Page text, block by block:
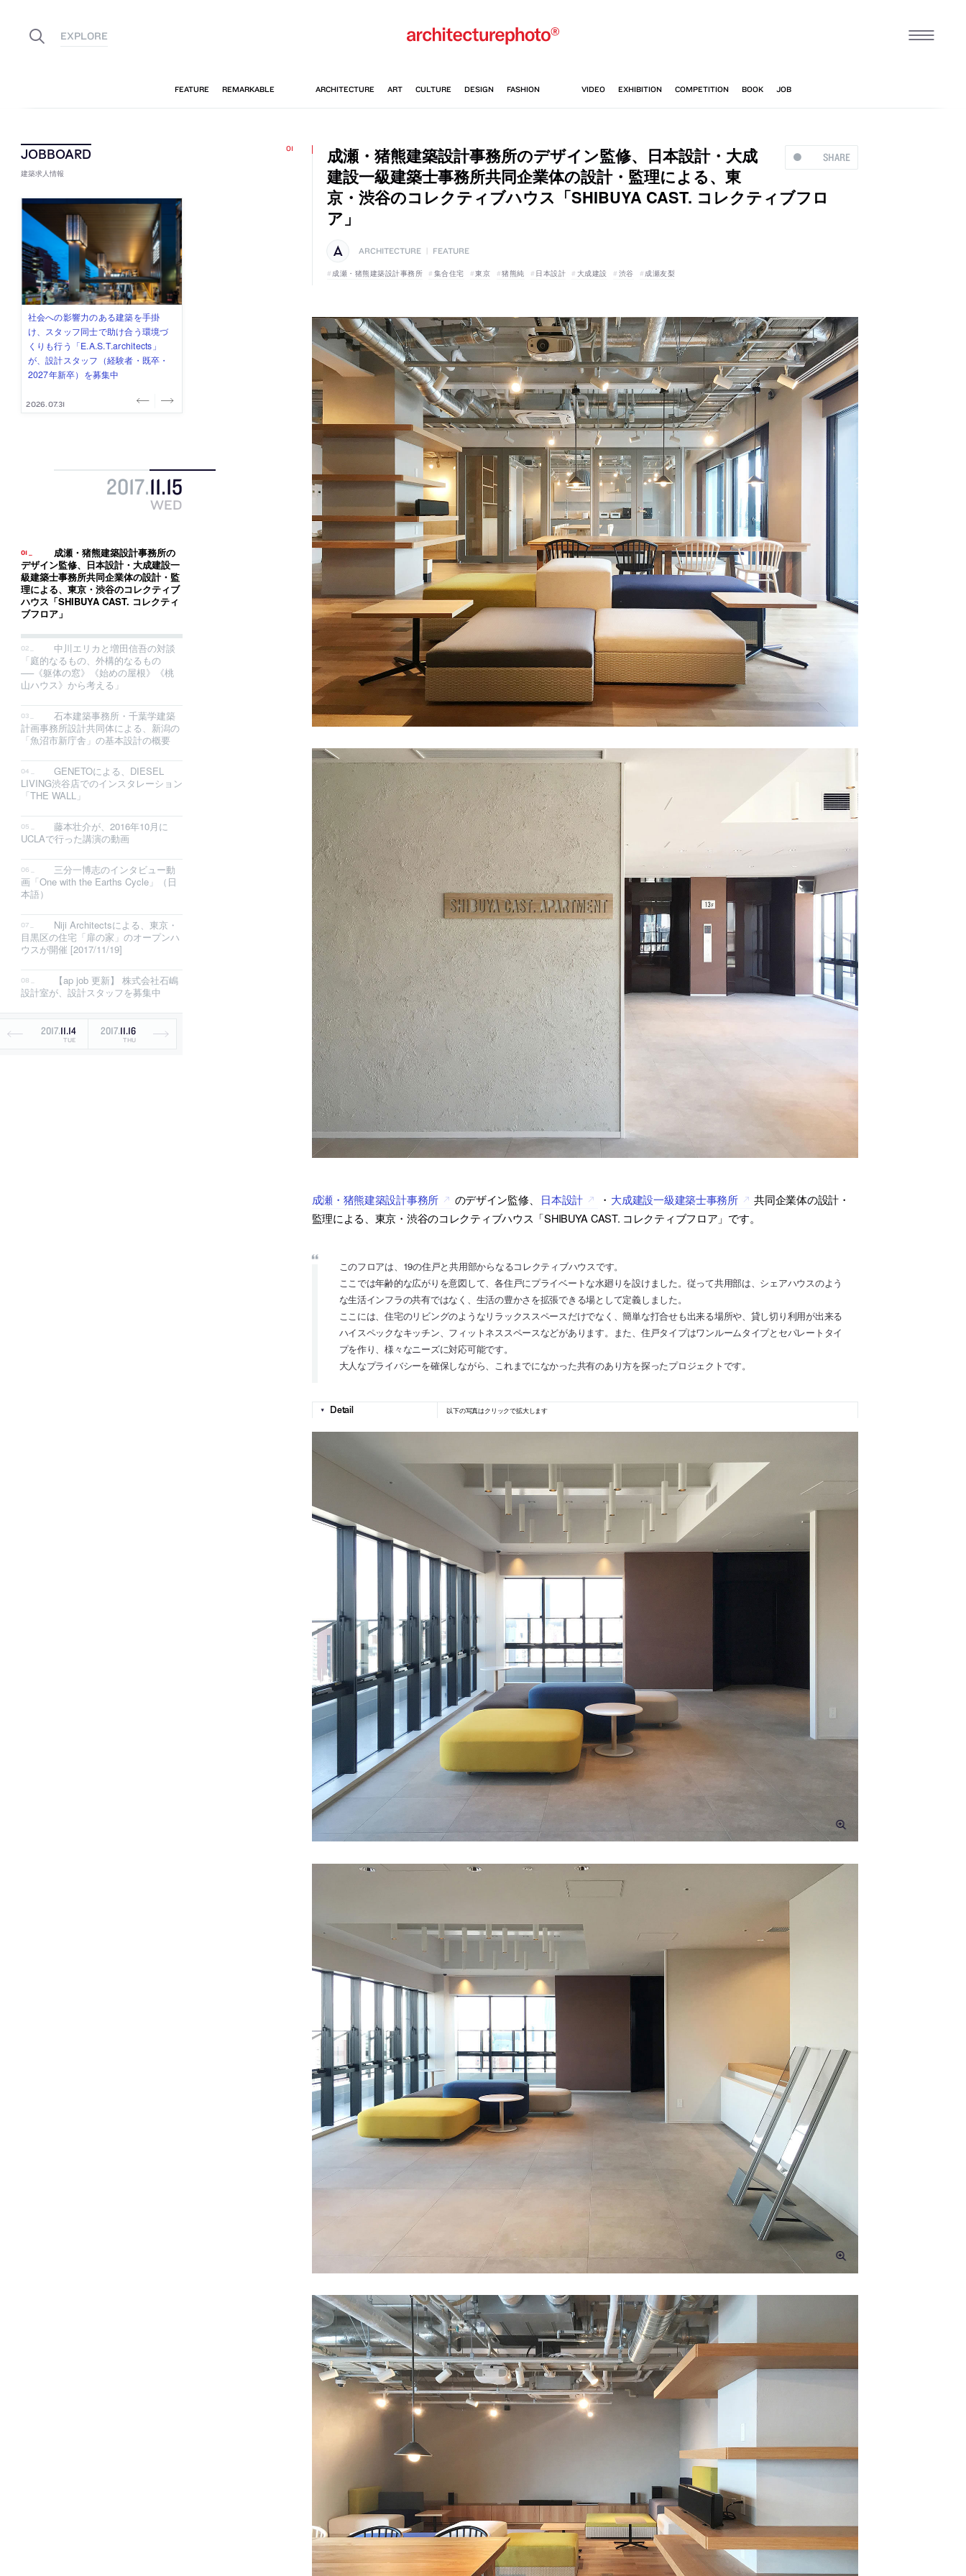
建築求人情報
古民家を軸に全国で“価値循環の仕組
み”を作り、リモートワーク主体の働
き方を実践する「株式会社つぎと」
が、設計スタッフ（経験者・既卒）
を募集中
2026.08.03
リノベる株式会社が、設計パートナ
ー (業務委託) を募集中
2026.08.03
社会への影響力のある建築を手掛
け、スタッフ同士で助け合う環境づ
くりも行う「E.A.S.T.architects」
が、設計スタッフ（経験者・既卒・
2027年新卒）を募集中
2026.07.31
代官山を拠点に活動する「梅澤竜也 /
ALA INC.」が、設計スタッフ・アル
バイト・事務職を募集中
2026.07.30
住宅や共同住宅などを手掛け、“合理
的でシンプルなデザイン”を志向する
「PANDA：山本浩三建築設計事務
所」が、設計スタッフ（経験者・既
卒・2027年新卒）を募集中
2026.07.29
2017.11.15
WED
成瀬・猪熊建築設計事務所の
デザイン監修、日本設計・大成建設一
級建築士事務所共同企業体の設計・監
理による、東京・渋谷のコレクティブ
ハウス「SHIBUYA CAST. コレクティ
ブフロア」
中川エリカと増田信吾の対談
「庭的なるもの、外構的なるもの
──《躯体の窓》《始めの屋根》《桃
山ハウス》から考える」
石本建築事務所・千葉学建築
計画事務所設計共同体による、新潟の
「魚沼市新庁舎」の基本設計の概要
GENETOによる、DIESEL
LIVING渋谷店でのインスタレーション
「THE WALL」
藤本壮介が、2016年10月に
UCLAで行った講演の動画
三分一博志のインタビュー動
画「One with the Earths Cycle」（日
本語）
Niji Architectsによる、東京・
目黒区の住宅「扉の家」のオープンハ
ウスが開催 [2017/11/19]
【ap job 更新】 株式会社石嶋
設計室が、設計スタッフを募集中
2017.11.14
TUE
2017.11.16
THU
SHARE
成瀬・猪熊建築設計事務所のデザイン監修、日本設計・大成
建設一級建築士事務所共同企業体の設計・監理による、東
京・渋谷のコレクティブハウス「SHIBUYA CAST. コレクティブフロ
ア」
ARCHITECTURE FEATURE
成瀬・猪熊建築設計事務所 集合住宅 東京 猪熊純 日本設計 大成建設 渋谷 成瀬友梨
成瀬・猪熊建築設計事務所 のデザイン監修、 日本設計 ・ 大成建設一級建築士事務所
共同企業体の設計・
監理による、東京・渋谷のコレクティブハウス「SHIBUYA CAST. コレクティブフロア」です。
このフロアは、19の住戸と共用部からなるコレクティブハウスです。
ここでは年齢的な広がりを意図して、各住戸にプライベートな水廻りを設けました。従って共用部は、シェアハウスのよう
な生活インフラの共有ではなく、生活の豊かさを拡張できる場として定義しました。
ここには、住宅のリビングのようなリラックススペースだけでなく、簡単な打合せも出来る場所や、貸し切り利用が出来る
ハイスペックなキッチン、フィットネススペースなどがあります。また、住戸タイプはワンルームタイプとセパレートタイ
プを作り、様々なニーズに対応可能です。
大人なプライバシーを確保しながら、これまでになかった共有のあり方を探ったプロジェクトです。
以下の写真はクリックで拡大します